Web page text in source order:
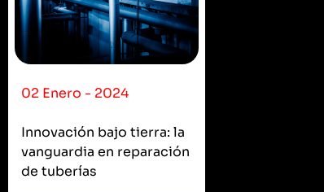
02 Enero - 2024
Innovación bajo tierra: la
vanguardia en reparación
de tuberías